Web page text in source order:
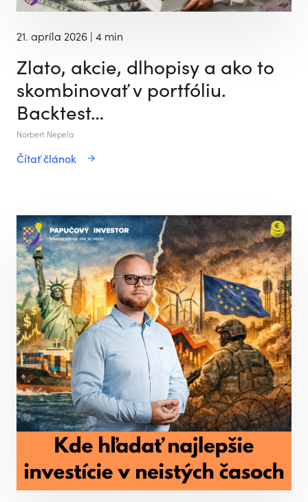
21. apríla 2026 | 4 min
Zlato, akcie, dlhopisy a ako to
skombinovať v portfóliu.
Backtest…
Norbert Nepela
Čítať článok